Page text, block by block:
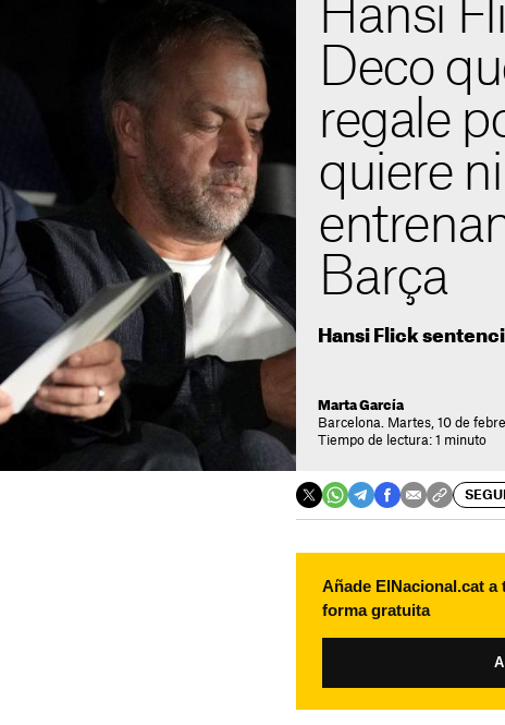
Hansi
Deco
regale
quiere
Barça
Hansi Flick
Marta García
Barcelona. Martes, 10 de
Tiempo de lectura: 1 minuto
Añade ElNacional.cat
forma gratuita